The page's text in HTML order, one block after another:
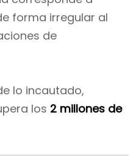
forma irregular al
de
lo incautado,
los 2 millones de